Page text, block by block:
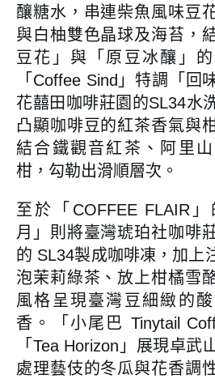
釀糖水，串連柴魚風味豆
與白柚雙色晶球及海苔，
豆花」與「原豆冰釀」的
「Coffee Sind」特調「回
花囍田咖啡莊園的SL34水
凸顯咖啡豆的紅茶香氣與
結合鐵觀音紅茶、阿里
柑，勾勒出滑順層次。
至於「COFFEE FLAIR
月」則將臺灣琥珀社咖啡
的 SL34製成咖啡凍，加上
泡茉莉綠茶、放上柑橘雪
風格呈現臺灣豆細緻的
香。「小尾巴 Tinytail
「Tea Horizon」展現卓武
處理藝伎的冬瓜與花香調